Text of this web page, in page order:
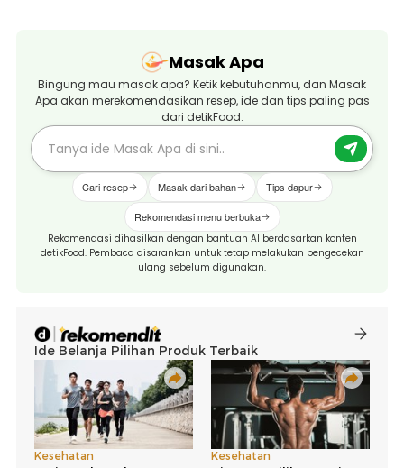
Masak Apa
Bingung mau masak apa? Ketik kebutuhanmu, dan Masak
Apa akan merekomendasikan resep, ide dan tips paling pas
dari detikFood.
Cari resep Masak dari bahan Tips dapur
Rekomendasi menu berbuka
Rekomendasi dihasilkan dengan bantuan AI berdasarkan konten
detikFood. Pembaca disarankan untuk tetap melakukan pengecekan
ulang sebelum digunakan.